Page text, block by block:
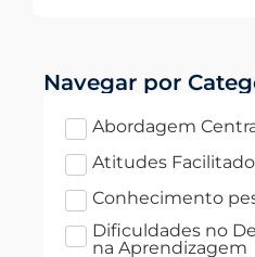
Navegar por
Abordagem
Atitudes
Conhecimento
Dificuldades no
na Aprendizagem